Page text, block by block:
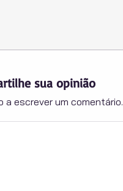
sua opinião
a escrever um comentário.